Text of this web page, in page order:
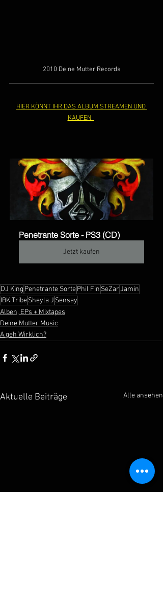
2010 Deine Mutter Records
HIER KÖNNT IHR DAS ALBUM STREAMEN UND
KAUFEN
Penetrante Sorte - PS3 (CD)
Jetzt kaufen
DJ King Penetrante SortePhil Fin SeZarJamin
IBK TribeSheyla J Sensay
Alben, EPs + Mixtapes
Deine Mutter Music
A.geh Wirklich?
Aktuelle Beiträge Alle ansehen